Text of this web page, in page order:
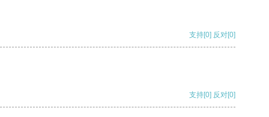
支持[0] 反对[0]
支持[0] 反对[0]